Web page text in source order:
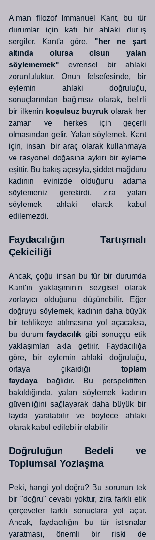
Alman filozof Immanuel Kant, bu tür
durumlar için katı bir ahlaki duruş
sergiler. Kant'a göre, "her ne şart
altında olursa olsun yalan
söylememek" evrensel bir ahlaki
zorunluluktur. Onun felsefesinde, bir
eylemin ahlaki doğruluğu,
sonuçlarından bağımsız olarak, belirli
bir ilkenin koşulsuz buyruk olarak her
zaman ve herkes için geçerli
olmasından gelir. Yalan söylemek, Kant
için, insanı bir araç olarak kullanmaya
ve rasyonel doğasına aykırı bir eyleme
eşittir. Bu bakış açısıyla, şiddet mağduru
kadının evinizde olduğunu adama
söylemeniz gerekirdi, zira yalan
söylemek ahlaki olarak kabul
edilemezdi.
Faydacılığın Tartışmalı
Çekiciliği
Ancak, çoğu insan bu tür bir durumda
Kant'ın yaklaşımının sezgisel olarak
zorlayıcı olduğunu düşünebilir. Eğer
doğruyu söylemek, kadının daha büyük
bir tehlikeye atılmasına yol açacaksa,
bu durum faydacılık gibi sonuççu etik
yaklaşımları akla getirir. Faydacılığa
göre, bir eylemin ahlaki doğruluğu,
ortaya çıkardığı toplam
faydaya bağlıdır. Bu perspektiften
bakıldığında, yalan söylemek kadının
güvenliğini sağlayarak daha büyük bir
fayda yaratabilir ve böylece ahlaki
olarak kabul edilebilir olabilir.
Doğruluğun Bedeli ve
Toplumsal Yozlaşma
Peki, hangi yol doğru? Bu sorunun tek
bir "doğru" cevabı yoktur, zira farklı etik
çerçeveler farklı sonuçlara yol açar.
Ancak, faydacılığın bu tür istisnalar
yaratması, önemli bir riski de